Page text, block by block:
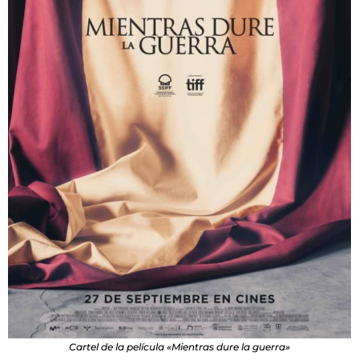
Cartel de la película «Mientras dure la guerra»